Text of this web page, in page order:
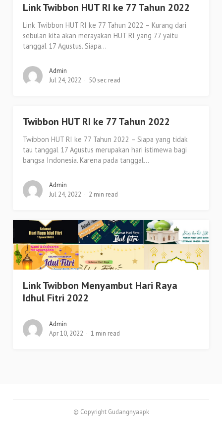
Link Twibbon HUT RI ke 77 Tahun 2022
Link Twibbon HUT RI ke 77 Tahun 2022 – Kurang dari
sebulan kita akan merayakan HUT RI yang 77 yaitu
tanggal 17 Agustus. Siapa...
Admin
Jul 24, 2022
50 sec read
Twibbon HUT RI ke 77 Tahun 2022
Twibbon HUT RI ke 77 Tahun 2022 – Siapa yang tidak
tau tanggal 17 Agustus merupakan hari istimewa bagi
bangsa Indonesia. Karena pada tanggal...
Admin
Jul 24, 2022
2 min read
Link Twibbon Menyambut Hari Raya
Idhul Fitri 2022
Admin
Apr 10, 2022
1 min read
© Copyright Gudangnyaapk